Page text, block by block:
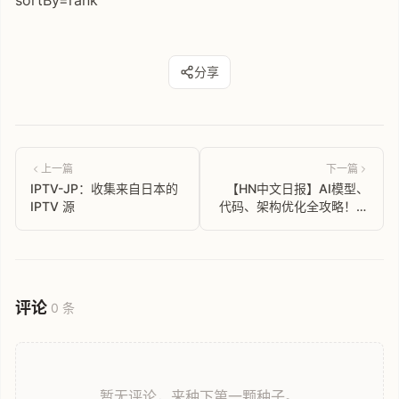
分享
上一篇
IPTV-JP：收集来自日本的
IPTV 源
下一篇
【HN中文日报】AI模型、
代码、架构优化全攻略！速
评论 0 条